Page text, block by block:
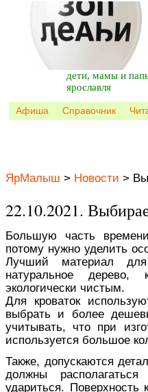
дети, мамы и
ярославля
Афиша Справочник
ЯрМалыш > Новости >
22.10.2021.
Большую часть
потому нужно уделить
Лучший материал
натуральное
экологически чистым.
Для кроваток
выбрать и более
учитывать, что при
используется большое
Также, допускаются
должны
удариться. Поверхность